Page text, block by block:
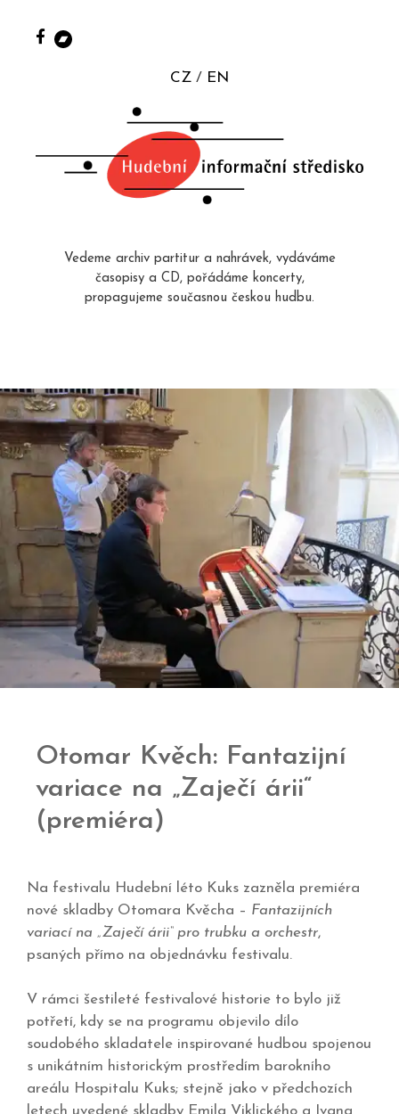
CZ EN
Vedeme archiv partitur a nahrávek, vydáváme
časopisy a CD, pořádáme koncerty,
propagujeme současnou českou hudbu.
Otomar Kvěch: Fantazijní
variace na „Zaječí árii“
(premiéra)
Na festivalu Hudební léto Kuks zazněla premiéra
nové skladby Otomara Kvěcha – Fantazijních
variací na „Zaječí árii“ pro trubku a orchestr,
psaných přímo na objednávku festivalu.
V rámci šestileté festivalové historie to bylo již
potřetí, kdy se na programu objevilo dílo
soudobého skladatele inspirované hudbou spojenou
s unikátním historickým prostředím barokního
areálu Hospitalu Kuks; stejně jako v předchozích